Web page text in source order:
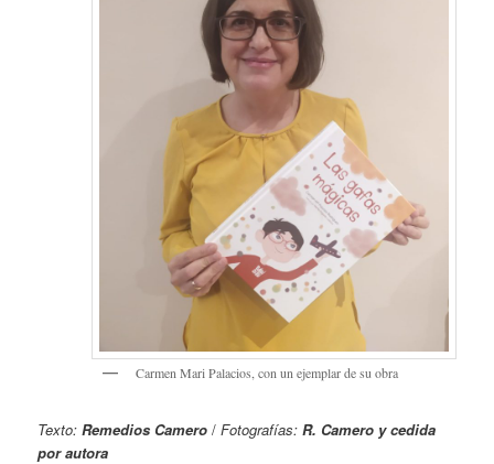
Carmen Mari Palacios, con un ejemplar de su obra
Texto:Remedios Camero /Fotografías:R. Camero y cedida
por autora